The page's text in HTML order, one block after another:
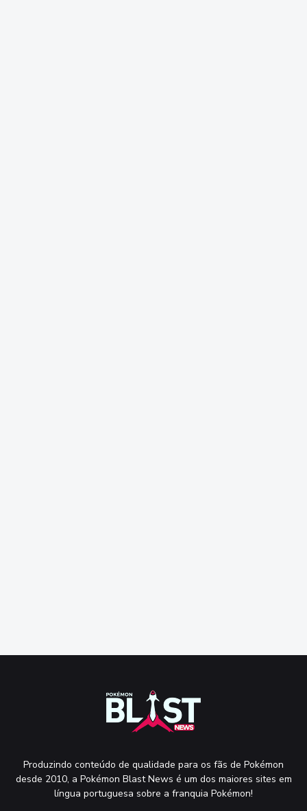
Produzindo conteúdo de qualidade para os fãs de Pokémon
desde 2010, a Pokémon Blast News é um dos maiores sites em
língua portuguesa sobre a franquia Pokémon!